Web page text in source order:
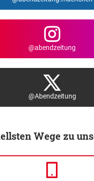
@abendzeitung
@Abendzeitung
Wege zu